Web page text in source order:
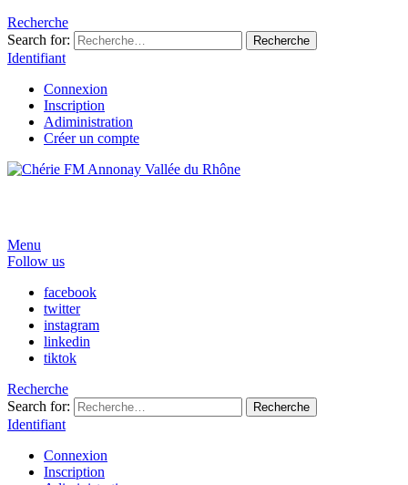
Recherche
Search for:
Recherche
Identifiant
Connexion
Inscription
Adiministration
Créer un compte
Menu
Follow us
facebook
twitter
instagram
linkedin
tiktok
Recherche
Search for:
Recherche
Identifiant
Connexion
Inscription